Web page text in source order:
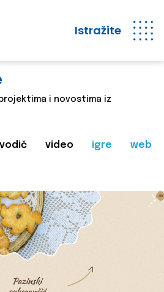
Istražite
i novostima iz
video igre web